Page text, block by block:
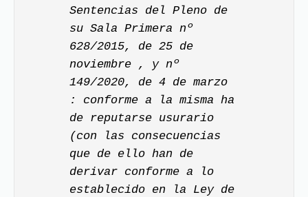
Sentencias del Pleno de
su Sala Primera nº
628/2015, de 25 de
noviembre , y nº
149/2020, de 4 de marzo
: conforme a la misma ha
de reputarse usurario
(con las consecuencias
que de ello han de
derivar conforme a lo
establecido en la Ley de